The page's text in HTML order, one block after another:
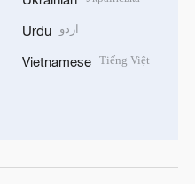
Urdu اردو
Vietnamese Tiếng Việt